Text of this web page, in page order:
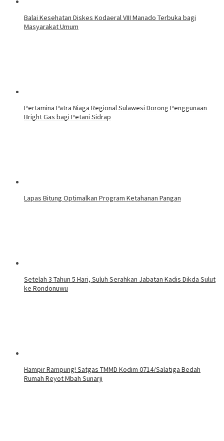
Balai Kesehatan Diskes Kodaeral VIII Manado Terbuka bagi
Masyarakat Umum
Pertamina Patra Niaga Regional Sulawesi Dorong Penggunaan
Bright Gas bagi Petani Sidrap
Lapas Bitung Optimalkan Program Ketahanan Pangan
Setelah 3 Tahun 5 Hari, Suluh Serahkan Jabatan Kadis Dikda Sulut
ke Rondonuwu
Hampir Rampung! Satgas TMMD Kodim 0714/Salatiga Bedah
Rumah Reyot Mbah Sunarji